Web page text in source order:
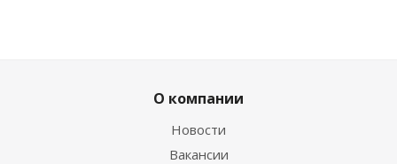
О компании
Новости
Вакансии